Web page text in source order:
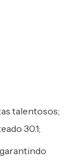
talentosos;
30.1;
garantindo